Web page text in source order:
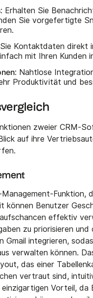
: Erhalten Sie
Sie vorgefertigte
Kontaktdaten direkt
mit Ihren Kunden
: Nahtlose
Produktivität und
zweier CRM-
auf ihre
Funktion,
können Benutzer
effektiv
zu priorisieren
Gmail integrieren,
verwalten können.
das einer
vertraut sind,
Vorteil,